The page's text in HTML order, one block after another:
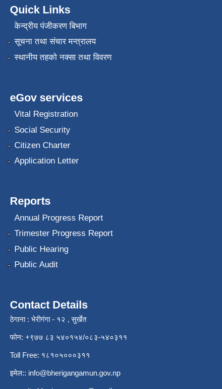
Quick Links
केन्द्रीय पंजीकरण बिभाग
सूचना तथा संचार मन्त्रालय
स्थानीय तहको नक्सा तथा विवरण
eGov services
Vital Registration
Social Security
Citizen Charter
Application Letter
Reports
Annual Progress Report
Trimester Progress Report
Public Hearing
Public Audit
Contact Details
ठेगाना : भेरीगंगा - १२ , सुर्खेत
फोन: +९७७ ८३ ५४०१५४/०८३-५४०३११
Toll Free: १८१०५०००३११
इमेल:: info@bherigangamun.gov.np